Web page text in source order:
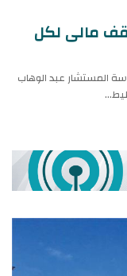
مالى لكل
المستشار عبد الوهاب